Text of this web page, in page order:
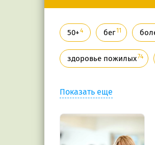
50+4 бег11
здоровье пожилых74
Показать еще